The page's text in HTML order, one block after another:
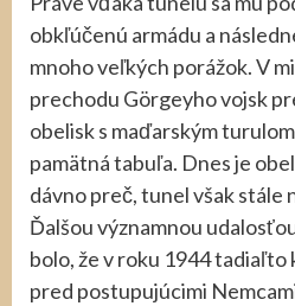
obkľúčenú armádu a
mnoho veľkých porážok. V
prechodu Görgeyho vojsk
obelisk s maďarským
pamätná tabuľa. Dnes je
dávno preč, tunel však stále
Ďalšou významnou
bolo, že v roku 1944 tadiaľto
pred postupujúcimi